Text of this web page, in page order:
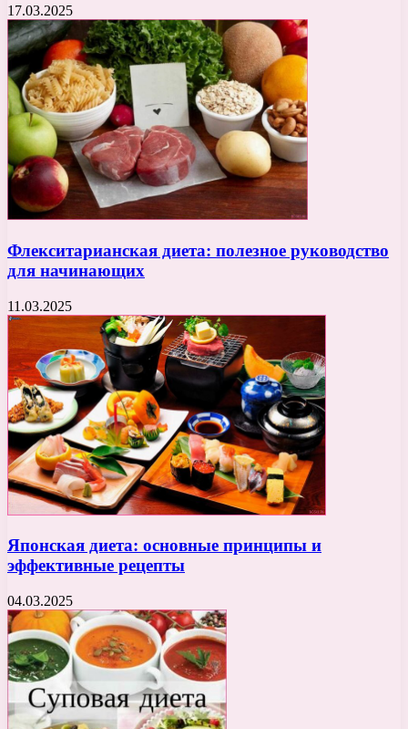
17.03.2025
Флекситарианская диета: полезное руководство
для начинающих
11.03.2025
Японская диета: основные принципы и
эффективные рецепты
04.03.2025